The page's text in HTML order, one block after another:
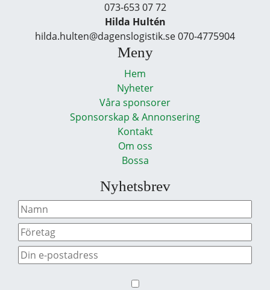
073-653 07 72
Hilda Hultén
hilda.hulten@dagenslogistik.se 070-4775904
Meny
Hem
Nyheter
Våra sponsorer
Sponsorskap & Annonsering
Kontakt
Om oss
Bossa
Nyhetsbrev